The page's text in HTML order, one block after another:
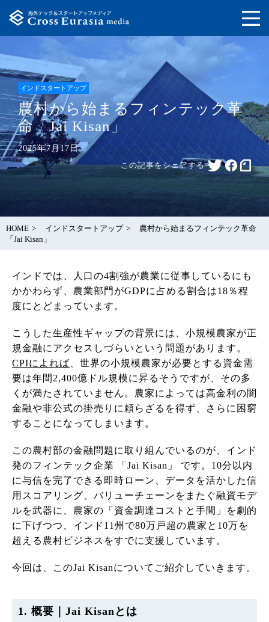
インドスタートアップ
農村から始まるフィンテック革
命「Jai Kisan」
2025年7月17日
この記事をシェアする
HOME インドスタートアップ
農村から始まるフィンテック革命
「Jai Kisan」
インドでは、人口の4割強が農業に従事しているにも
かかわらず、農業部門がGDPに占める割合は18％程
度にとどまっています。
こうした生産性ギャップの背景には、小規模農家が正
規金融にアクセスしづらいという問題があります。
CPIによれば 、世界の小規模農家が必要とする資金需
要は年間2,400億ドル規模に昇るそうですが、その多
くが満たされていません。農家によっては高金利の闇
金融や非公式の掛売りに頼らざるを得ず、さらに困窮
することになってしまいます。
この農村部の金融問題に取り組んでいるのが、インド
発のフィンテック企業 「Jai Kisan」 です。10分以内
に与信を完了できる即時ローン、データを活かした信
用スコアリング、バリューチェーンをまたぐ融資モデ
ルを武器に、農家の「資金調達コストと手間」を劇的
に下げつつ、インド11州で80万戸超の農家と10万を
超える農村ビジネスをすでに支援しています。
今回は、このJai Kisanについてご紹介していきます。
1. 概要｜Jai Kisanとは